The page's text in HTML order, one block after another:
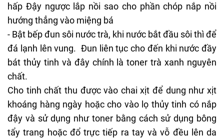
hấp Đậy ngược lắp nồi sao cho phần chóp nắp nồi
hướng thẳng vào miệng bá
- Bật bếp đun sôi nước trà, khi nước bắt đầu sôi thì để
đá lạnh lên vung. Đun liên tục cho đến khi nước đầy
bát thủy tinh và đây chính là toner trà xanh nguyên
chất.
Cho tinh chất thu được vào chai xịt để dung như xịt
khoáng hàng ngày hoặc cho vào lọ thủy tinh có nắp
đậy và sử dụng như toner bằng cách sử dụng bông
tẩy trang hoặc đổ trực tiếp ra tay và vỗ đều lên da